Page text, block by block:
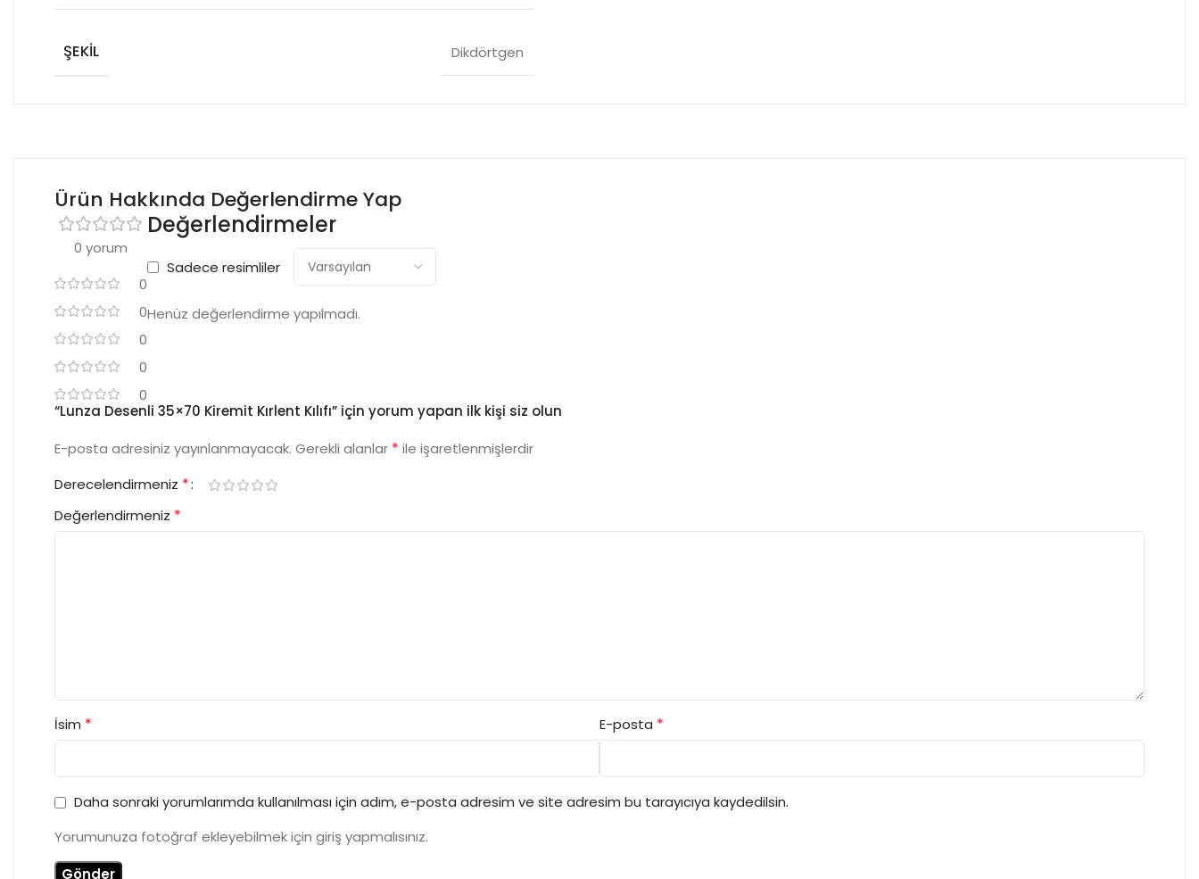
ŞEKIL Dikdörtgen
Ürün Hakkında Değerlendirme Yap
0 yorum
0
0
0
0
0
Değerlendirmeler
Sadece resimliler
Henüz değerlendirme yapılmadı.
“Lunza Desenli 35×70 Kiremit Kırlent Kılıfı” için yorum yapan ilk kişi siz olun
E-posta adresiniz yayınlanmayacak. Gerekli alanlar * ile işaretlenmişlerdir
Derecelendirmeniz *
Değerlendirmeniz *
İsim * E-posta *
Daha sonraki yorumlarımda kullanılması için adım, e-posta adresim ve site adresim bu tarayıcıya kaydedilsin.
Yorumunuza fotoğraf ekleyebilmek için giriş yapmalısınız.